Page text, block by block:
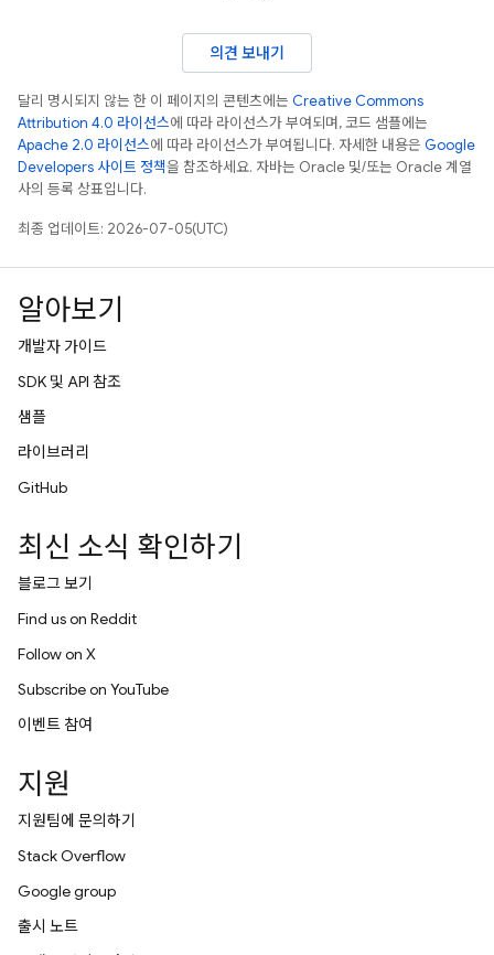
의견 보내기
달리 명시되지 않는 한 이 페이지의 콘텐츠에는 Creative Commons
Attribution 4.0 라이선스에 따라 라이선스가 부여되며, 코드 샘플에는
Apache 2.0 라이선스에 따라 라이선스가 부여됩니다. 자세한 내용은 Google
Developers 사이트 정책을 참조하세요. 자바는 Oracle 및/또는 Oracle 계열
사의 등록 상표입니다.
최종 업데이트: 2026-07-05(UTC)
알아보기
개발자 가이드
SDK 및 API 참조
샘플
라이브러리
GitHub
최신 소식 확인하기
블로그 보기
Find us on Reddit
Follow on X
Subscribe on YouTube
이벤트 참여
지원
지원팀에 문의하기
Stack Overflow
Google group
출시 노트